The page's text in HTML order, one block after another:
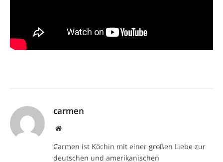
carmen
Website
Carmen ist Köchin mit einer großen Liebe zur
deutschen und amerikanischen